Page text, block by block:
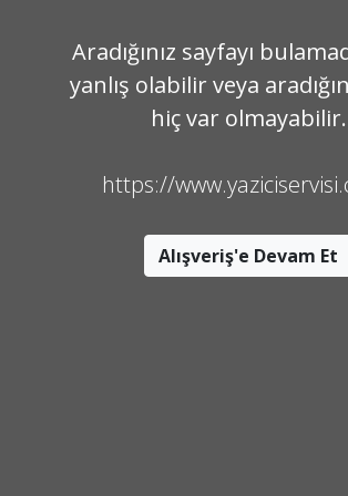
Aradığınız sayfayı
yanlış olabilir veya
hiç var olmayabilir.
https://
Alışveriş'e Devam Et